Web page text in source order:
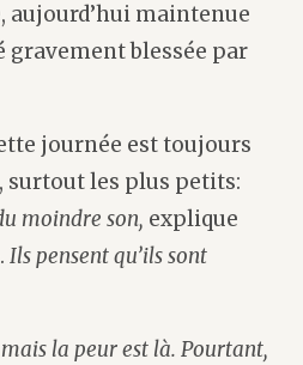
aujourd’hui maintenue
gravement blessée par
journée est toujours
surtout les plus petits:
moindre son, explique
Ils pensent qu’ils sont
la peur est là. Pourtant,